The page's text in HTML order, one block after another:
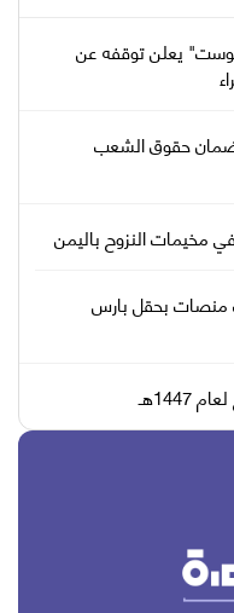
يعلن توقفه عن
ضمان حقوق الشعب
مخيمات النزوح باليمن
منصات بحقل بارس